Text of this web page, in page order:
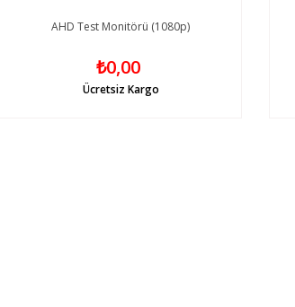
AHD Test Monitörü (1080p)
₺0,00
Ücretsiz Kargo